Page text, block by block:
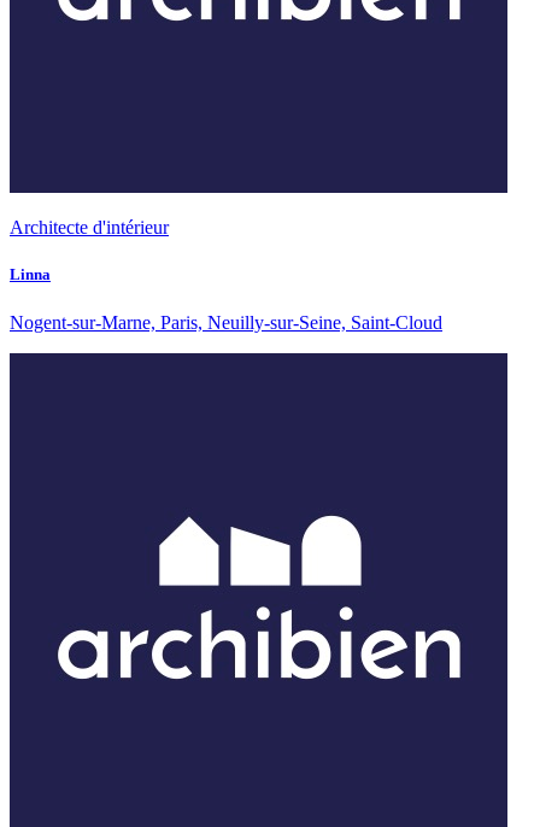
Architecte d'intérieur
Linna
Nogent-sur-Marne, Paris, Neuilly-sur-Seine, Saint-Cloud